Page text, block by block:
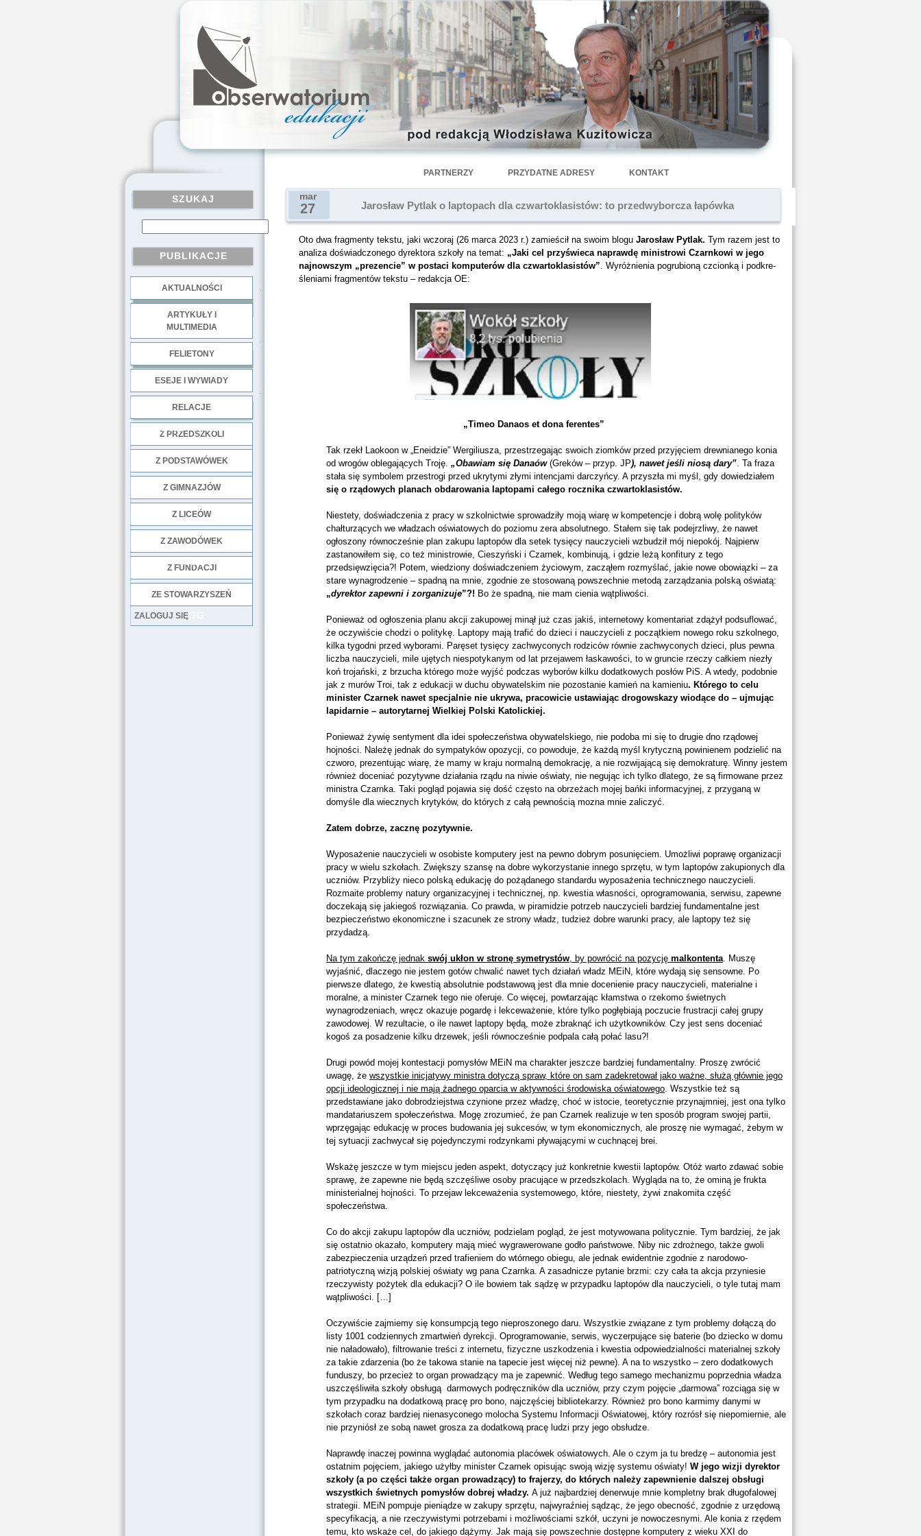
PARTNERZY PRZYDATNE ADRESY KONTAKT
SZUKAJ
PUBLIKACJE
AKTUALNOŚCI
ARTYKUŁY I
MULTIMEDIA
FELIETONY
ESEJE I WYWIADY
RELACJE
Z PRZEDSZKOLI
Z PODSTAWÓWEK
Z GIMNAZJÓW
Z LICEÓW
Z ZAWODÓWEK
Z FUNDACJI
ZE STOWARZYSZEŃ
LOG
ZALOGUJ SIĘ
mar
27 Jarosław Pytlak o laptopach dla czwartoklasistów: to przedwyborcza łapówka
Oto dwa fragmenty tekstu, jaki wczoraj (26 marca 2023 r.) zamieścił na swoim bloguJarosław Pytlak. Tym razem jest to
analiza doświadczonego dyrektora szkoły na temat: „Jaki cel przyświeca naprawdę ministrowi Czarnkowi w jego
najnowszym „prezencie” w postaci komputerów dla czwartoklasistów”. Wyróżnienia pogrubioną czcionką i podkre-
śleniami fragmentów tekstu – redakcja OE:
„Timeo Danaos et dona ferentes”
Tak rzekł Laokoon w „Eneidzie” Wergiliusza, przestrzegając swoich ziomków przed przyjęciem drewnianego konia
od wrogów oblegających Troję. „Obawiam się Danaów(Greków – przyp. JP), nawet jeśli niosą dary”. Ta fraza
stała się symbolem przestrogi przed ukrytymi złymi intencjami darczyńcy. A przyszła mi myśl, gdy dowiedziałem
się o rządowych planach obdarowania laptopami całego rocznika czwartoklasistów.
Niestety, doświadczenia z pracy w szkolnictwie sprowadziły moją wiarę w kompetencje i dobrą wolę polityków
chałturzących we władzach oświatowych do poziomu zera absolutnego. Stałem się tak podejrzliwy, że nawet
ogłoszony równocześnie plan zakupu laptopów dla setek tysięcy nauczycieli wzbudził mój niepokój. Najpierw
zastanowiłem się, co też ministrowie, Cieszyński i Czarnek, kombinują, i gdzie leżą konfitury z tego
przedsięwzięcia?! Potem, wiedziony doświadczeniem życiowym, zacząłem rozmyślać, jakie nowe obowiązki – za
stare wynagrodzenie – spadną na mnie, zgodnie ze stosowaną powszechnie metodą zarządzania polską oświatą:
„dyrektor zapewni i zorganizuje”?! Bo że spadną, nie mam cienia wątpliwości.
Ponieważ od ogłoszenia planu akcji zakupowej minął już czas jakiś, internetowy komentariat zdążył podsuflować,
że oczywiście chodzi o politykę. Laptopy mają trafić do dzieci i nauczycieli z początkiem nowego roku szkolnego,
kilka tygodni przed wyborami. Paręset tysięcy zachwyconych rodziców równie zachwyconych dzieci, plus pewna
liczba nauczycieli, mile ujętych niespotykanym od lat przejawem łaskawości, to w gruncie rzeczy całkiem niezły
koń trojański, z brzucha którego może wyjść podczas wyborów kilku dodatkowych posłów PiS. A wtedy, podobnie
jak z murów Troi, tak z edukacji w duchu obywatelskim nie pozostanie kamień na kamieniu. Którego to celu
minister Czarnek nawet specjalnie nie ukrywa, pracowicie ustawiając drogowskazy wiodące do – ujmując
lapidarnie – autorytarnej Wielkiej Polski Katolickiej.
Ponieważ żywię sentyment dla idei społeczeństwa obywatelskiego, nie podoba mi się to drugie dno rządowej
hojności. Należę jednak do sympatyków opozycji, co powoduje, że każdą myśl krytyczną powinienem podzielić na
czworo, prezentując wiarę, że mamy w kraju normalną demokrację, a nie rozwijającą się demokraturę. Winny jestem
również doceniać pozytywne działania rządu na niwie oświaty, nie negując ich tylko dlatego, że są firmowane przez
ministra Czarnka. Taki pogląd pojawia się dość często na obrzeżach mojej bańki informacyjnej, z przyganą w
domyśle dla wiecznych krytyków, do których z całą pewnością mozna mnie zaliczyć.
Zatem dobrze, zacznę pozytywnie.
Wyposażenie nauczycieli w osobiste komputery jest na pewno dobrym posunięciem. Umożliwi poprawę organizacji
pracy w wielu szkołach. Zwiększy szansę na dobre wykorzystanie innego sprzętu, w tym laptopów zakupionych dla
uczniów. Przybliży nieco polską edukację do pożądanego standardu wyposażenia technicznego nauczycieli.
Rozmaite problemy natury organizacyjnej i technicznej, np. kwestia własności, oprogramowania, serwisu, zapewne
doczekają się jakiegoś rozwiązania. Co prawda, w piramidzie potrzeb nauczycieli bardziej fundamentalne jest
bezpieczeństwo ekonomiczne i szacunek ze strony władz, tudzież dobre warunki pracy, ale laptopy też się
przydadzą.
Na tym zakończę jednak swój ukłon w stronę symetrystów, by powrócić na pozycję malkontenta. Muszę
wyjaśnić, dlaczego nie jestem gotów chwalić nawet tych działań władz MEiN, które wydają się sensowne. Po
pierwsze dlatego, że kwestią absolutnie podstawową jest dla mnie docenienie pracy nauczycieli, materialne i
moralne, a minister Czarnek tego nie oferuje. Co więcej, powtarzając kłamstwa o rzekomo świetnych
wynagrodzeniach, wręcz okazuje pogardę i lekceważenie, które tylko pogłębiają poczucie frustracji całej grupy
zawodowej. W rezultacie, o ile nawet laptopy będą, może zbraknąć ich użytkowników. Czy jest sens doceniać
kogoś za posadzenie kilku drzewek, jeśli równocześnie podpala całą połać lasu?!
Drugi powód mojej kontestacji pomysłów MEiN ma charakter jeszcze bardziej fundamentalny. Proszę zwrócić
uwagę, że wszystkie inicjatywy ministra dotyczą spraw, które on sam zadekretował jako ważne, służą głównie jego
opcji ideologicznej i nie mają żadnego oparcia w aktywności środowiska oświatowego. Wszystkie też są
przedstawiane jako dobrodziejstwa czynione przez władzę, choć w istocie, teoretycznie przynajmniej, jest ona tylko
mandatariuszem społeczeństwa. Mogę zrozumieć, że pan Czarnek realizuje w ten sposób program swojej partii,
wprzęgając edukację w proces budowania jej sukcesów, w tym ekonomicznych, ale proszę nie wymagać, żebym w
tej sytuacji zachwycał się pojedynczymi rodzynkami pływającymi w cuchnącej brei.
Wskażę jeszcze w tym miejscu jeden aspekt, dotyczący już konkretnie kwestii laptopów. Otóż warto zdawać sobie
sprawę, że zapewne nie będą szczęśliwe osoby pracujące w przedszkolach. Wygląda na to, że ominą je frukta
ministerialnej hojności. To przejaw lekceważenia systemowego, które, niestety, żywi znakomita część
społeczeństwa.
Co do akcji zakupu laptopów dla uczniów, podzielam pogląd, że jest motywowana politycznie. Tym bardziej, że jak
się ostatnio okazało, komputery mają mieć wygrawerowane godło państwowe. Niby nic zdrożnego, także gwoli
zabezpieczenia urządzeń przed trafieniem do wtórnego obiegu, ale jednak ewidentnie zgodnie z narodowo-
patriotyczną wizją polskiej oświaty wg pana Czarnka. A zasadnicze pytanie brzmi: czy cała ta akcja przyniesie
rzeczywisty pożytek dla edukacji? O ile bowiem tak sądzę w przypadku laptopów dla nauczycieli, o tyle tutaj mam
wątpliwości. […]
Oczywiście zajmiemy się konsumpcją tego nieproszonego daru. Wszystkie związane z tym problemy dołączą do
listy 1001 codziennych zmartwień dyrekcji. Oprogramowanie, serwis, wyczerpujące się baterie (bo dziecko w domu
nie naładowało), filtrowanie treści z internetu, fizyczne uszkodzenia i kwestia odpowiedzialności materialnej szkoły
za takie zdarzenia (bo że takowa stanie na tapecie jest więcej niż pewne). A na to wszystko – zero dodatkowych
funduszy, bo przecież to organ prowadzący ma je zapewnić. Według tego samego mechanizmu poprzednia władza
uszczęśliwiła szkoły obsługą darmowych podręczników dla uczniów, przy czym pojęcie „darmowa” rozciąga się w
tym przypadku na dodatkową pracę pro bono, najczęściej bibliotekarzy. Również pro bono karmimy danymi w
szkołach coraz bardziej nienasyconego molocha Systemu Informacji Oświatowej, który rozrósł się niepomiernie, ale
nie przyniósł ze sobą nawet grosza za dodatkową pracę ludzi przy jego obsłudze.
Naprawdę inaczej powinna wyglądać autonomia placówek oświatowych. Ale o czym ja tu bredzę – autonomia jest
ostatnim pojęciem, jakiego użyłby minister Czarnek opisując swoją wizję systemu oświaty! W jego wizji dyrektor
szkoły (a po części także organ prowadzący) to frajerzy, do których należy zapewnienie dalszej obsługi
wszystkich świetnych pomysłów dobrej władzy. A już najbardziej denerwuje mnie kompletny brak długofalowej
strategii. MEiN pompuje pieniądze w zakupy sprzętu, najwyraźniej sądząc, że jego obecność, zgodnie z urzędową
specyfikacją, a nie rzeczywistymi potrzebami i możliwościami szkół, uczyni je nowoczesnymi. Ale konia z rzędem
temu, kto wskaże cel, do jakiego dążymy. Jak mają się powszechnie dostępne komputery z wieku XXI do